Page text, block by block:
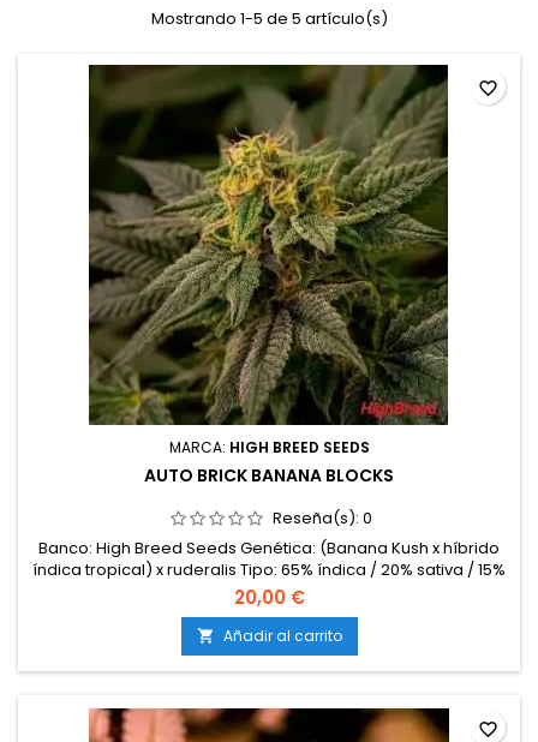
Mostrando 1-5 de 5 artículo(s)
MARCA: HIGH BREED SEEDS
AUTO BRICK BANANA BLOCKS
Reseña(s): 0
Banco: High Breed Seeds Genética: (Banana Kush x híbrido
índica tropical) x ruderalis Tipo: 65% índica / 20% sativa / 15%
ruderalis Contenido de THC: Hasta 20% Ciclo completo: 9 – 10
semanas desde la germinación Producción en interior: 450 –
550 g/m² Producción en exterior: 90 – 160 g/planta Altura: 70
– 120 cm en interior; hasta 150 cm en exterior...
20,00 €
 Añadir al carrito
favorite_border
favorite_border